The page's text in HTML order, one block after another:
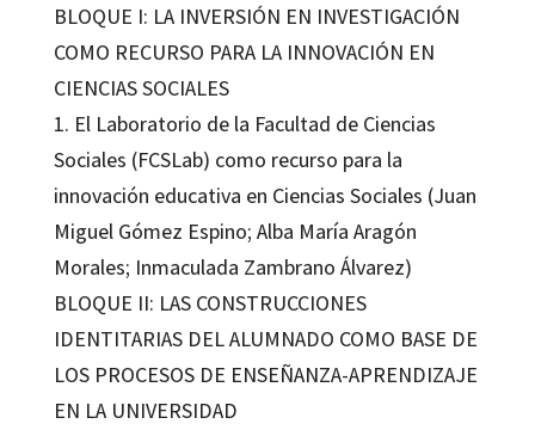
BLOQUE I: LA INVERSIÓN EN INVESTIGACIÓN
COMO RECURSO PARA LA INNOVACIÓN EN
CIENCIAS SOCIALES
1. El Laboratorio de la Facultad de Ciencias
Sociales (FCSLab) como recurso para la
innovación educativa en Ciencias Sociales (Juan
Miguel Gómez Espino; Alba María Aragón
Morales; Inmaculada Zambrano Álvarez)
BLOQUE II: LAS CONSTRUCCIONES
IDENTITARIAS DEL ALUMNADO COMO BASE DE
LOS PROCESOS DE ENSEÑANZA-APRENDIZAJE
EN LA UNIVERSIDAD